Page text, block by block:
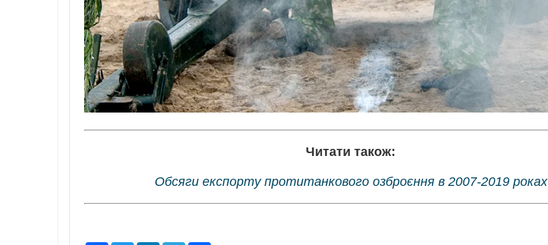
Читати також:
Обсяги експорту протитанкового озброєння в 2007-2019 роках